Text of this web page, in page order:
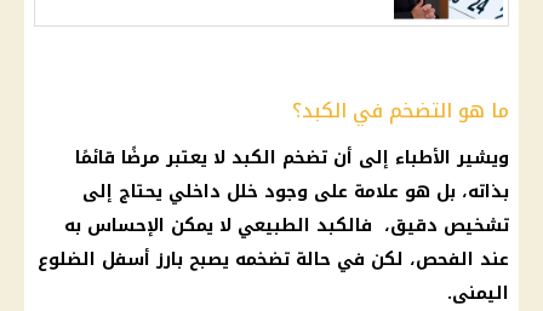
ما هو التضخم في الكبد؟
ويشير الأطباء إلى أن تضخم الكبد لا يعتبر مرضًا قائمًا
بذاته، بل هو علامة على وجود خلل داخلي يحتاج إلى
تشخيص دقيق، فالكبد الطبيعي لا يمكن الإحساس به
عند الفحص، لكن في حالة تضخمه يصبح بارز أسفل الضلوع
اليمنى.